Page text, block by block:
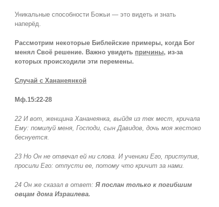
Уникальные способности Божьи — это видеть и знать
наперёд.
Рассмотрим некоторые Библейские примеры, когда Бог
менял Своё решение. Важно увидеть причины, из-за
которых происходили эти перемены.
Случай с Хананеянкой
Мф.15:22-28
22 И вот, женщина Хананеянка, выйдя из тех мест, кричала
Ему: помилуй меня, Господи, сын Давидов, дочь моя жестоко
беснуется.
23 Но Он не отвечал ей ни слова. И ученики Его, приступив,
просили Его: отпусти ее, потому что кричит за нами.
24 Он же сказал в ответ: Я послан только к погибшим
овцам дома Израилева.